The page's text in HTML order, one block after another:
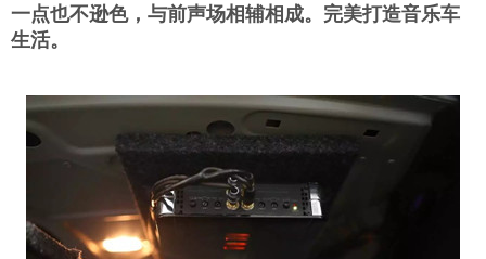
一点也不逊色，与前声场相辅相成。完美打造音乐车
生活。